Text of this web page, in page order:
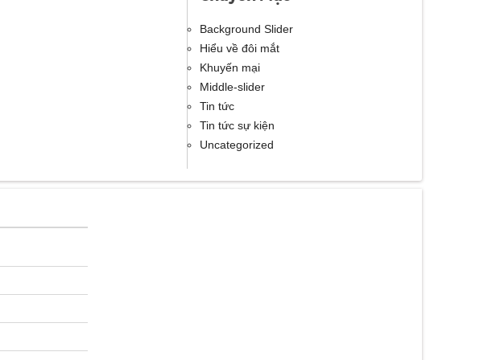
Background Slider
Hiểu về đôi mắt
Khuyến mại
Middle-slider
Tin tức
Tin tức sự kiện
Uncategorized